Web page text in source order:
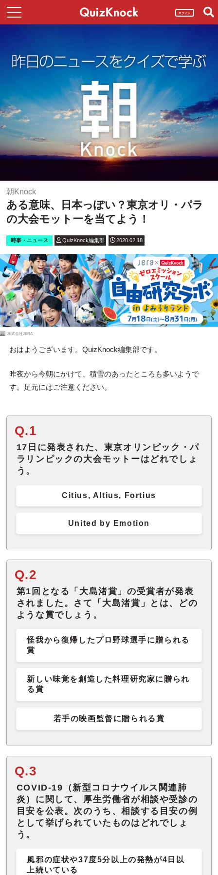
ログイン
朝Knock
ある意味、日本っぽい？東京オリ・パラ
の大会モットーを当てよう！
時事・ニュース QuizKnock編集部 2020.02.18
PR 株式会社JERA
おはようございます。QuizKnock編集部です。
昨夜から今朝にかけて、積雪のあったところも多いようで
す。足元にはご注意ください。
Q.1
17日に発表された、東京オリンピック・パ
ラリンピックの大会モットーはどれでしょ
う。
Citius, Altius, Fortius
United by Emotion
Q.2
第1回となる「大島渚賞」の受賞者が発表
されました。さて「大島渚賞」とは、どの
ような賞でしょう。
怪我から復帰したプロ野球選手に贈られる
賞
新しい味覚を創造した料理研究家に贈られ
る賞
若手の映画監督に贈られる賞
Q.3
COVID-19（新型コロナウイルス関連肺
炎）に関して、厚生労働省が相談や受診の
目安を公表。次のうち、相談する目安の例
として挙げられていたものはどれでしょ
う。
風邪の症状や37度5分以上の発熱が4日以
上続いている